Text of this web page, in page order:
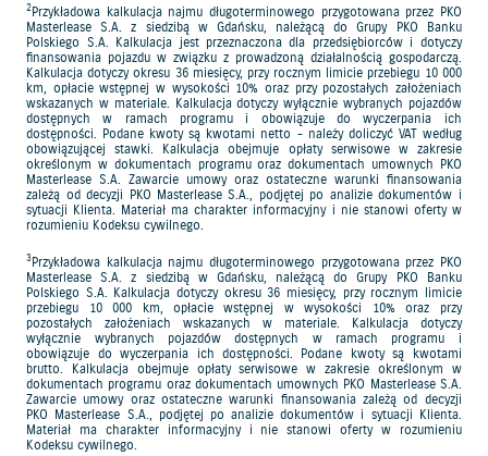
2Przykładowa kalkulacja najmu długoterminowego przygotowana przez PKO
Masterlease S.A. z siedzibą w Gdańsku, należącą do Grupy PKO Banku
Polskiego S.A. Kalkulacja jest przeznaczona dla przedsiębiorców i dotyczy
finansowania pojazdu w związku z prowadzoną działalnością gospodarczą.
Kalkulacja dotyczy okresu 36 miesięcy, przy rocznym limicie przebiegu 10 000
km, opłacie wstępnej w wysokości 10% oraz przy pozostałych założeniach
wskazanych w materiale. Kalkulacja dotyczy wyłącznie wybranych pojazdów
dostępnych w ramach programu i obowiązuje do wyczerpania ich
dostępności. Podane kwoty są kwotami netto - należy doliczyć VAT według
obowiązującej stawki. Kalkulacja obejmuje opłaty serwisowe w zakresie
określonym w dokumentach programu oraz dokumentach umownych PKO
Masterlease S.A. Zawarcie umowy oraz ostateczne warunki finansowania
zależą od decyzji PKO Masterlease S.A., podjętej po analizie dokumentów i
sytuacji Klienta. Materiał ma charakter informacyjny i nie stanowi oferty w
rozumieniu Kodeksu cywilnego.
3Przykładowa kalkulacja najmu długoterminowego przygotowana przez PKO
Masterlease S.A. z siedzibą w Gdańsku, należącą do Grupy PKO Banku
Polskiego S.A. Kalkulacja dotyczy okresu 36 miesięcy, przy rocznym limicie
przebiegu 10 000 km, opłacie wstępnej w wysokości 10% oraz przy
pozostałych założeniach wskazanych w materiale. Kalkulacja dotyczy
wyłącznie wybranych pojazdów dostępnych w ramach programu i
obowiązuje do wyczerpania ich dostępności. Podane kwoty są kwotami
brutto. Kalkulacja obejmuje opłaty serwisowe w zakresie określonym w
dokumentach programu oraz dokumentach umownych PKO Masterlease S.A.
Zawarcie umowy oraz ostateczne warunki finansowania zależą od decyzji
PKO Masterlease S.A., podjętej po analizie dokumentów i sytuacji Klienta.
Materiał ma charakter informacyjny i nie stanowi oferty w rozumieniu
Kodeksu cywilnego.